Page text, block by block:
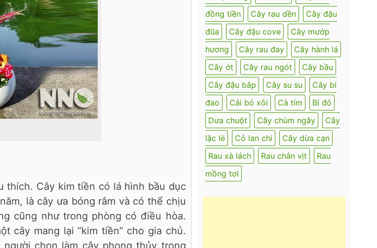
thích. Cây kim tiền có lá hình bầu dục
là cây ưa bóng râm và có thể chịu
cũng như trong phòng có điều hòa.
cây mang lại “kim tiền” cho gia chủ.
chọn làm cây phong thủy trong
đồng tiền
Cây rau dền
Cây đậu
đũa
Cây đậu cove
Cây mướp
hương
Cây rau đay
Cây hành lá
Cây ớt
Cây rau ngót
Cây bầu
Cây đậu bắp
Cây su su
Cây bí
đao
Cải bó xôi Cà tím
Bí đỏ
Dưa chuột
Cây chùm ngây
Cây
lặc lè
Cỏ lan chi
Cây dừa cạn
Rau xà lách
Rau chân vịt
Rau
mồng tơi